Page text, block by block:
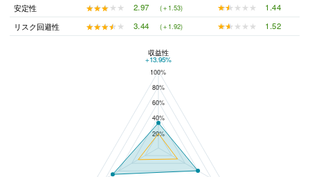
安定性
★★★★★
★★★★★ 2.97 (＋1.53) ★★★★★
★★★★★
1.44
リスク回避性
★★★★★
★★★★★ 3.44 (＋1.92) ★★★★★
★★★★★ 1.52
100%
80%
60%
40%
20%
収益性
+13.95%